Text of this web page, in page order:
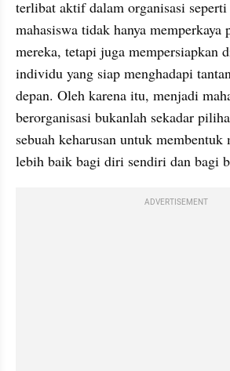
terlibat aktif dalam organisasi
mahasiswa tidak hanya memperkaya
mereka, tetapi juga mempersiapkan
individu yang siap menghadapi
depan. Oleh karena itu, menjadi
berorganisasi bukanlah sekadar
sebuah keharusan untuk membentuk
lebih baik bagi diri sendiri dan bagi
ADVERTISEMENT